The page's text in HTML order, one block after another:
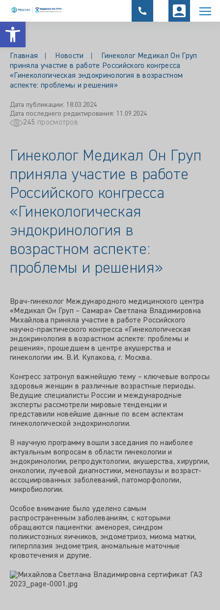
Открыть панель инструментов
Главная Новости
Гинеколог Медикал Он Груп
приняла участие в работе Российского конгресса
«Гинекологическая эндокринология в возрастном
аспекте: проблемы и решения»
Дата публикации: 18.03.2024
Дата последнего редактирования: 11.09.2024
245 просмотров
Гинеколог Медикал Он Груп
приняла участие в работе
Российского конгресса
«Гинекологическая
эндокринология в
возрастном аспекте:
проблемы и решения»
Врач-гинеколог Международного медицинского центра
«Медикал Он Груп – Самара» Светлана Владимировна
Михайлова приняла участие в работе Российского
научно-практического конгресса «Гинекологическая
эндокринология в возрастном аспекте: проблемы и
решения», прошедшем в центре акушерства и
гинекологии им. В.И. Кулакова, г. Москва.
Конгресс затронул важнейшую тему – ключевые вопросы
здоровья женщин в различные возрастные периоды.
Ведущие специалисты России и международные
эксперты рассмотрели мировые тенденции и
представили новейшие данные по всем аспектам
гинекологической эндокринологии.
В научную программу вошли заседания по наиболее
актуальным вопросам в области гинекологии и
эндокринологии, репродуктологии, акушерства, хирургии,
онкологии, лучевой диагностики, менопаузы и возраст-
ассоциированных заболеваний, патоморфологии,
микробиологии.
Особое внимание было уделено самым
распространенным заболеваниям, с которыми
обращаются пациентки: аменорея, синдром
поликистозных яичников, эндометриоз, миома матки,
гиперплазия эндометрия, аномальные маточные
кровотечения и другие.